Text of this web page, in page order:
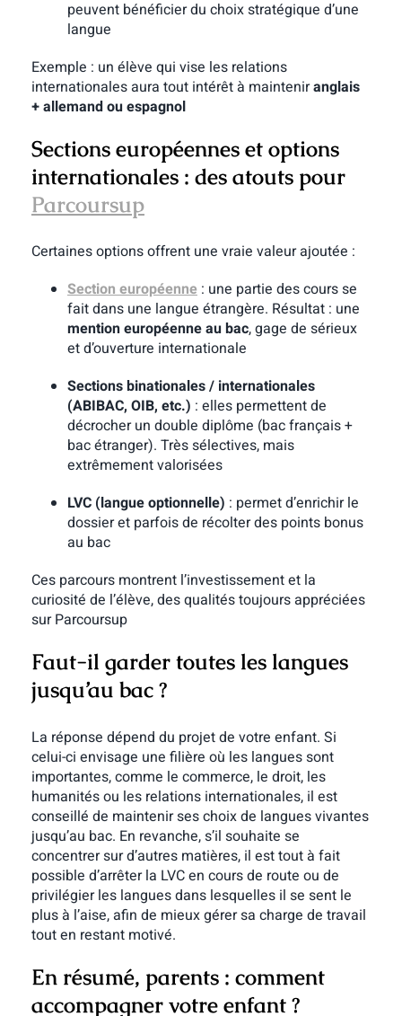
peuvent bénéficier du choix stratégique d’une
langue
Exemple : un élève qui vise les relations
internationales aura tout intérêt à mainteniranglais
+ allemand ou espagnol
Sections européennes et options
internationales : des atouts pour
Parcoursup
Certaines options offrent une vraie valeur ajoutée :
Section européenne: une partie des cours se
fait dans une langue étrangère. Résultat : une
mention européenne au bac, gage de sérieux
et d’ouverture internationale
Sections binationales / internationales
(ABIBAC, OIB, etc.) : elles permettent de
décrocher un double diplôme (bac français +
bac étranger). Très sélectives, mais
extrêmement valorisées
LVC (langue optionnelle) : permet d’enrichir le
dossier et parfois de récolter des points bonus
au bac
Ces parcours montrent l’investissement et la
curiosité de l’élève, des qualités toujours appréciées
sur Parcoursup
Faut-il garder toutes les langues
jusqu’au bac ?
La réponse dépend du projet de votre enfant. Si
celui-ci envisage une filière où les langues sont
importantes, comme le commerce, le droit, les
humanités ou les relations internationales, il est
conseillé de maintenir ses choix de langues vivantes
jusqu’au bac. En revanche, s’il souhaite se
concentrer sur d’autres matières, il est tout à fait
possible d’arrêter la LVC en cours de route ou de
privilégier les langues dans lesquelles il se sent le
plus à l’aise, afin de mieux gérer sa charge de travail
tout en restant motivé.
En résumé, parents : comment
accompagner votre enfant ?